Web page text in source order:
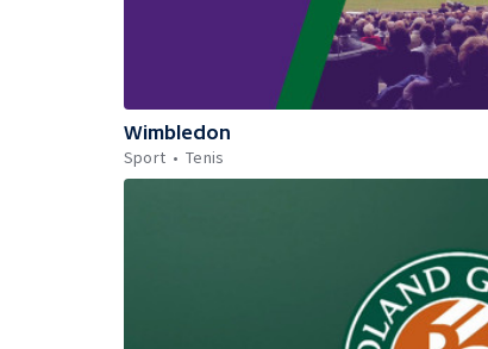
Wimbledon
Sport
Tenis